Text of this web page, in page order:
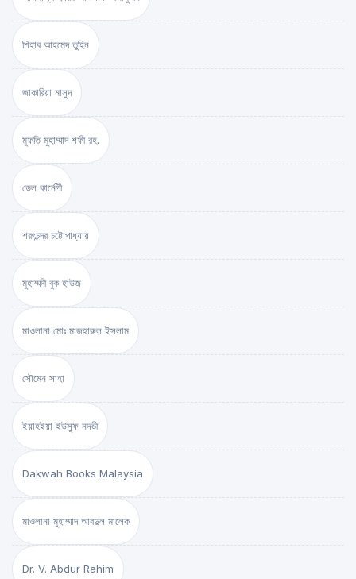
শিহাব আহমেদ তুহিন
জাকারিয়া মাসুদ
মুফতি মুহাম্মাদ শফী রহ.
ডেল কার্নেগী
শরৎচন্দ্র চট্টোপাধ্যায়
মুহাম্মদী বুক হাউজ
মাওলানা মোঃ মাজহারুল ইসলাম
সৌমেন সাহা
ইয়াহইয়া ইউসুফ নদভী
Dakwah Books Malaysia
মাওলানা মুহাম্মাদ আবদুল মালেক
Dr. V. Abdur Rahim